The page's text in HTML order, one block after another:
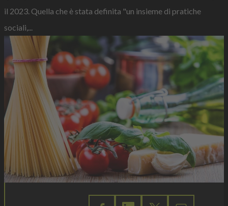
il 2023. Quella che è stata definita "un insieme di pratiche
sociali,...